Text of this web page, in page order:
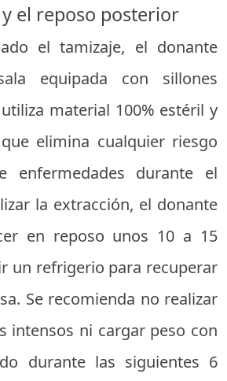
el reposo posterior
el tamizaje, el donante
equipada con sillones
material 100% estéril y
elimina cualquier riesgo
enfermedades durante el
la extracción, el donante
en reposo unos 10 a 15
un refrigerio para recuperar
Se recomienda no realizar
intensos ni cargar peso con
durante las siguientes 6